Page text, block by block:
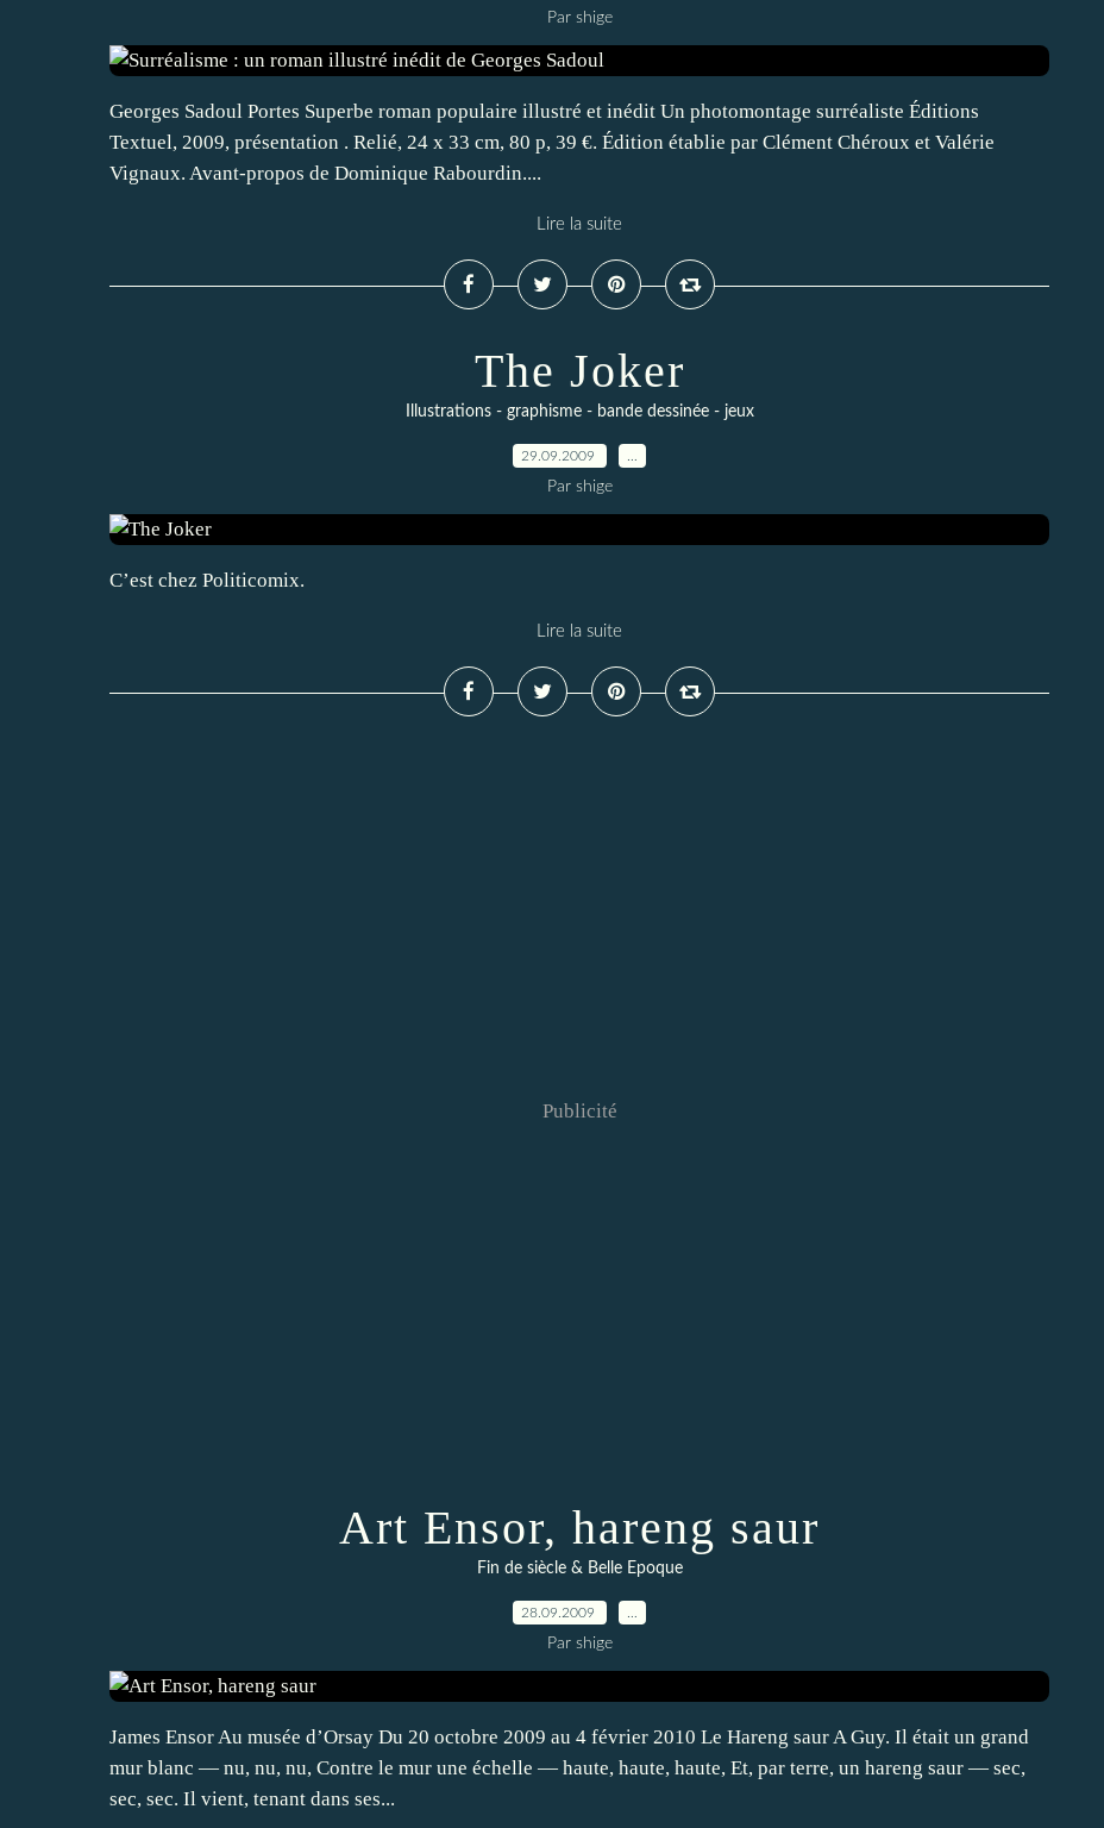
Par shige
Georges Sadoul Portes Superbe roman populaire illustré et inédit Un photomontage surréaliste Éditions
Textuel, 2009, présentation . Relié, 24 x 33 cm, 80 p, 39 €. Édition établie par Clément Chéroux et Valérie
Vignaux. Avant-propos de Dominique Rabourdin....
Lire la suite
The Joker
Illustrations - graphisme - bande dessinée - jeux
29.09.2009
Par shige
C’est chez Politicomix.
Lire la suite
Publicité
Art Ensor, hareng saur
Fin de siècle & Belle Epoque
28.09.2009
Par shige
James Ensor Au musée d’Orsay Du 20 octobre 2009 au 4 février 2010 Le Hareng saur A Guy. Il était un grand
mur blanc — nu, nu, nu, Contre le mur une échelle — haute, haute, haute, Et, par terre, un hareng saur — sec,
sec, sec. Il vient, tenant dans ses...